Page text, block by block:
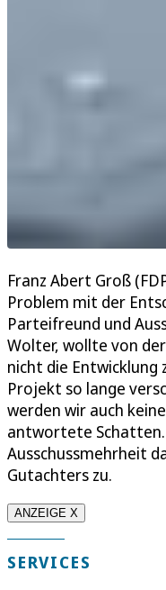
Franz Abert Groß
Problem mit der
Parteifreund und
Wolter, wollte von
nicht die Entwicklung
Projekt so lange
werden wir auch
antwortete
Ausschussmehrheit
Gutachters zu.
ANZEIGE X
SERVICES